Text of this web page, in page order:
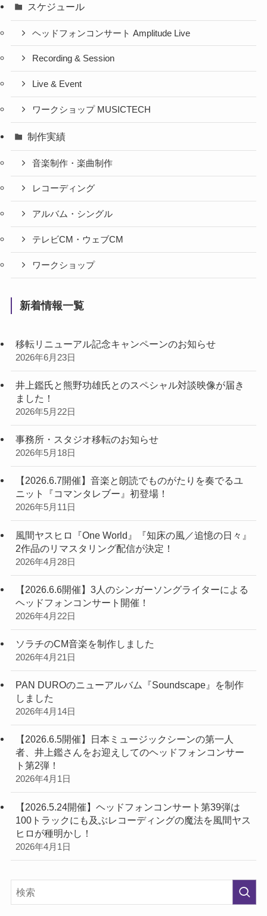
スケジュール
ヘッドフォンコンサート Amplitude Live
Recording & Session
Live & Event
ワークショップ MUSICTECH
制作実績
音楽制作・楽曲制作
レコーディング
アルバム・シングル
テレビCM・ウェブCM
ワークショップ
新着情報一覧
移転リニューアル記念キャンペーンのお知らせ
2026年6月23日
井上鑑氏と熊野功雄氏とのスペシャル対談映像が届き
ました！
2026年5月22日
事務所・スタジオ移転のお知らせ
2026年5月18日
【2026.6.7開催】音楽と朗読でものがたりを奏でるユ
ニット『コマンタレブー』初登場！
2026年5月11日
風間ヤスヒロ『One World』『知床の風／追憶の日々』
2作品のリマスタリング配信が決定！
2026年4月28日
【2026.6.6開催】3人のシンガーソングライターによる
ヘッドフォンコンサート開催！
2026年4月22日
ソラチのCM音楽を制作しました
2026年4月21日
PAN DUROのニューアルバム『Soundscape』を制作
しました
2026年4月14日
【2026.6.5開催】日本ミュージックシーンの第一人
者、井上鑑さんをお迎えしてのヘッドフォンコンサー
ト第2弾！
2026年4月1日
【2026.5.24開催】ヘッドフォンコンサート第39弾は
100トラックにも及ぶレコーディングの魔法を風間ヤス
ヒロが種明かし！
2026年4月1日